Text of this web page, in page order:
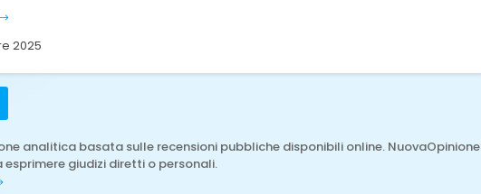
2025
analitica basata sulle recensioni pubbliche disponibili online. NuovaOpinione
giudizi diretti o personali.